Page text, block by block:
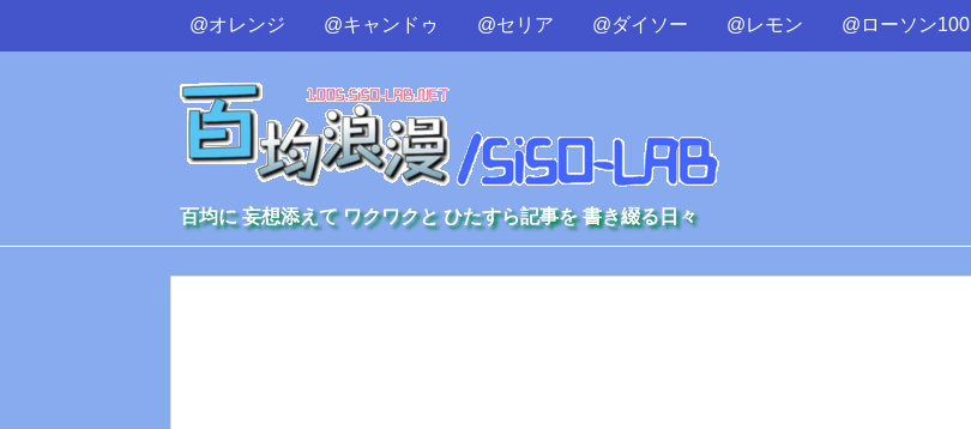
@オレンジ @キャンドゥ @セリア @ダイソー @レモン @ローソン100
百均に 妄想添えて ワクワクと ひたすら記事を 書き綴る日々